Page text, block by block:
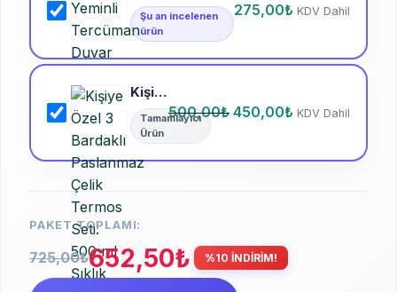
Şu an incelenen
ürün
275,00₺ KDV Dahil
Kişiye Özel 3 Bardaklı Paslanmaz Çelik Termos Seti: 500 ml Şıklık ve Paylaşım Keyfi
Tamamlayıcı
Ürün
500,00₺ 450,00₺ KDV Dahil
PAKET TOPLAMI:
725,00₺652,50₺ %10 İNDİRİM!